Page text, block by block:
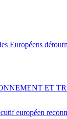
Européens
européen
ET